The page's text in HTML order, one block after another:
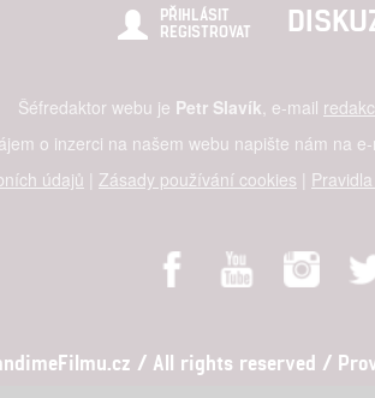
PŘIHLÁSIT
REGISTROVAT
Šéfredaktor webu je Petr Slavík, e-mail
o inzerci na našem webu napište nám na
údajů | Zásady používání cookies |
/ All rights reserved /